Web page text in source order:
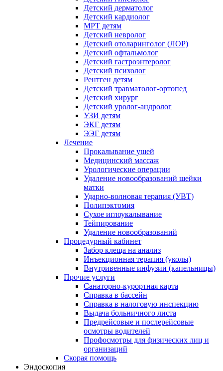
Детский дерматолог
Детский кардиолог
МРТ детям
Детский невролог
Детский отоларинголог (ЛОР)
Детский офтальмолог
Детский гастроэнтеролог
Детский психолог
Рентген детям
Детский травматолог-ортопед
Детский хирург
Детский уролог-андролог
УЗИ детям
ЭКГ детям
ЭЭГ детям
Лечение
Прокалывание ушей
Медицинский массаж
Урологические операции
Удаление новообразований шейки
матки
Ударно-волновая терапия (УВТ)
Полипэктомия
Сухое иглоукалывание
Тейпирование
Удаление новообразований
Процедурный кабинет
Забор клеща на анализ
Инъекционная терапия (уколы)
Внутривенные инфузии (капельницы)
Прочие услуги
Санаторно-курортная карта
Справка в бассейн
Справка в налоговую инспекцию
Выдача больничного листа
Предрейсовые и послерейсовые
осмотры водителей
Профосмотры для физических лиц и
организаций
Скорая помощь
Эндоскопия